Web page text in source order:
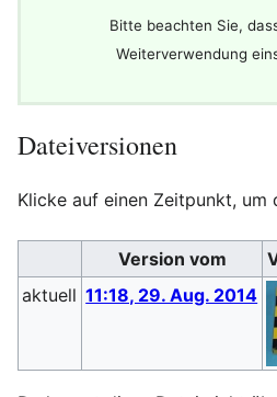
Bitte beachten Sie,
Weiterverwendung
Dateiversionen
Klicke auf einen Zeitpunkt, um
Version vom
aktuell 11:18, 29. Aug. 2014